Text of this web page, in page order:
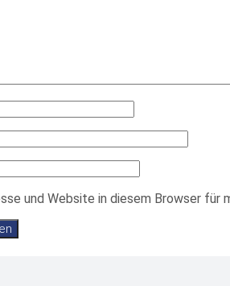
und Website in diesem Browser für